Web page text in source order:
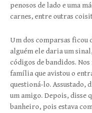
penosos de lado e uma
carnes, entre outras
Um dos comparsas ficou
alguém ele daria um
códigos de bandidos.
família que avistou o
questioná-lo. Assustado,
um amigo. Depois, disse
banheiro, pois estava